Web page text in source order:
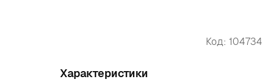
Код: 104734
Характеристики